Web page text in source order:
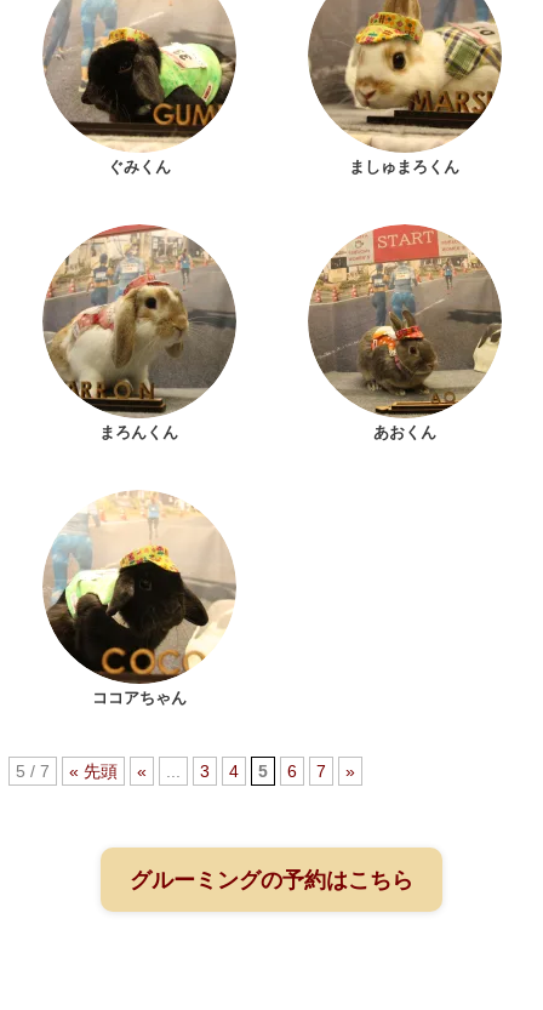
ぐみくん ましゅまろくん
まろんくん あおくん
ココアちゃん
5 / 7 « 先頭 « 3 4 5 6 7 »
グルーミングの予約はこちら